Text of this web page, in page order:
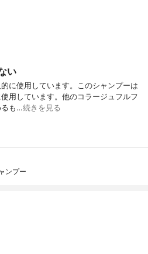
い
に使用しています。このシャンプーは
用しています。他のコラージュフルフ
るも…続きを見る
ンプー